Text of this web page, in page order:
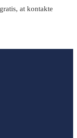
gratis, at kontakte